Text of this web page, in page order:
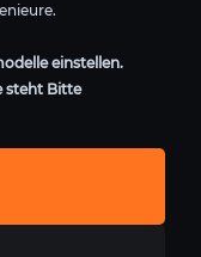
einstellen.
steht Bitte